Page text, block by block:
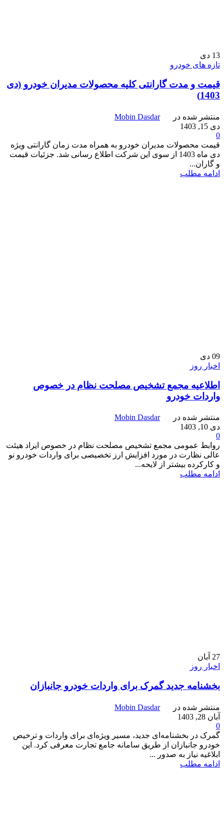
13 دی
تازه های خودرو
قیمت و مدت گارانتی کلیه محصولات مدیران خودرو (دی
1403)
منتشر شده در
Mobin Dasdar
دی 15, 1403
0
قیمت محصولات مدیران خودرو به همراه مدت زمان گارانتی ویژه
دی ماه 1403 از سوی این شرکت اطلاع رسانی شد. جزئیات قیمت
و گاران...
ادامه مطلب
09 دی
اخبار روز
اطلاعیه مجمع تشخیص مصلحت نظام در خصوص
واردات خودرو
منتشر شده در
Mobin Dasdar
دی 10, 1403
0
روابط عمومی مجمع تشخیص مصلحت نظام در خصوص ایراد هیئت
عالی نظارت در مورد افزایش ارز تخصیصی برای واردات خودرو نو
و کارکرده بیشتر از لایحه...
ادامه مطلب
27 آبان
اخبار روز
بخشنامه جدید گمرک برای واردات خودرو جانبازان
منتشر شده در
Mobin Dasdar
آبان 28, 1403
0
گمرک در بخشنامه‌ای جدید، مسیر ویژه‌ای برای واردات و ترخیص
خودرو جانبازان از طریق سامانه جامع تجارت معرفی کرد. این
ابلاغیه نیاز به صدور ...
ادامه مطلب